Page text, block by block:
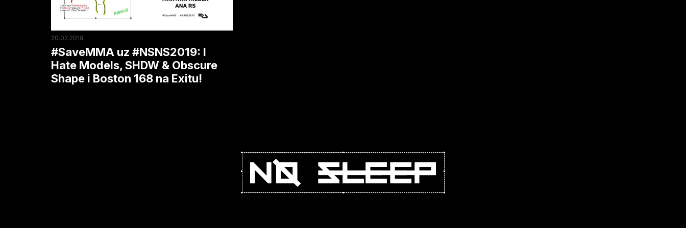
SHDW
Obscure
Shape
i
Boston
20.02.2019
#SaveMMA uz #NSNS2019: I
Hate Models, SHDW & Obscure
Shape i Boston 168 na Exitu!